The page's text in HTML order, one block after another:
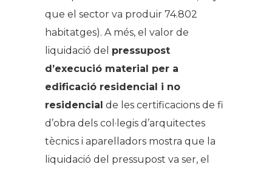
que el sector va produir 74.802
habitatges). A més, el valor de
liquidació del pressupost
d’execució material per a
edificació residencial i no
residencial de les certificacions de fi
d’obra dels col·legis d’arquitectes
tècnics i aparelladors mostra que la
liquidació del pressupost va ser, el